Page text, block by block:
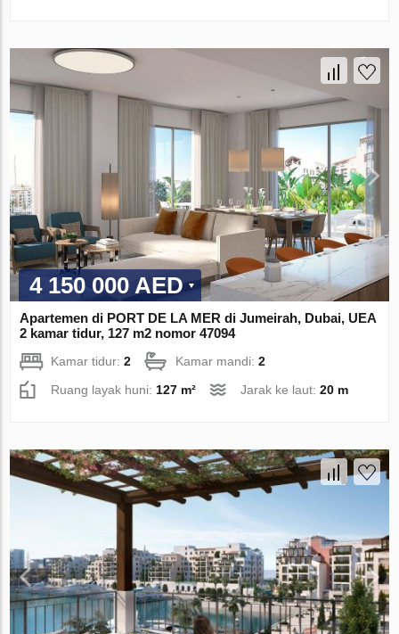
4 150 000 AED
Apartemen di PORT DE LA MER di Jumeirah, Dubai, UEA
2 kamar tidur, 127 m2 nomor 47094
Kamar tidur:2 Kamar mandi:2
Ruang layak huni: 127 m² Jarak ke laut:20 m